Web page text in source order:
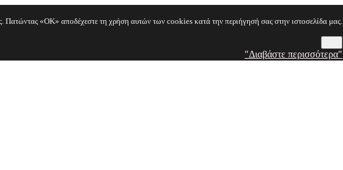
Πατώντας «OK» αποδέχεστε τη χρήση αυτών των cookies κατά την περιήγησή σας στην ιστοσελίδα μας.
"Διαβάστε περισσότερα"